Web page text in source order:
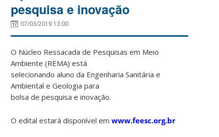
pesquisa e inovação
07/03/2019 13:00
O Núcleo Ressacada de Pesquisas em Meio
Ambiente (REMA) está
selecionando aluno da Engenharia Sanitária e
Ambiental e Geologia para
bolsa de pesquisa e inovação.
O edital estará disponível emwww.feesc.org.br